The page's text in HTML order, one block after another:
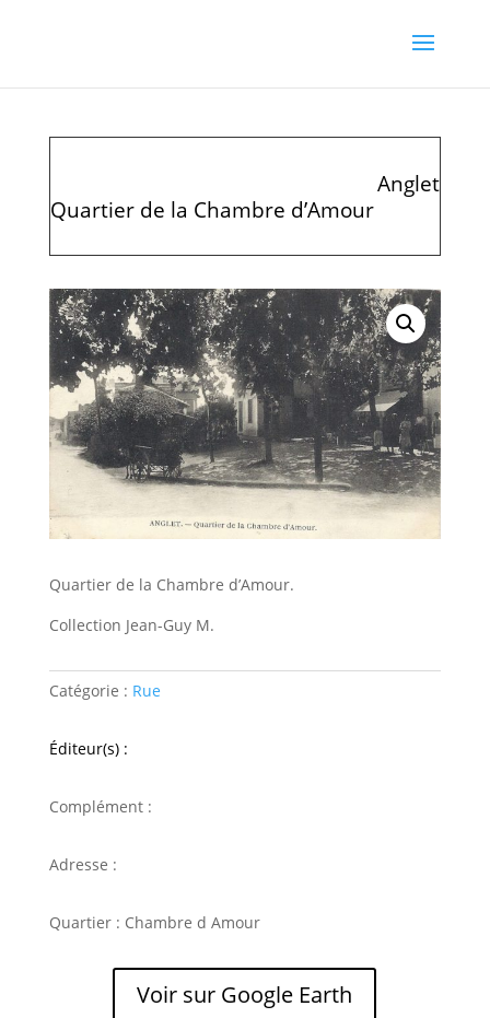
Anglet
Quartier de la Chambre d’Amour
Quartier de la Chambre d’Amour.
Collection Jean-Guy M.
Catégorie : Rue
Éditeur(s) :
Complément :
Adresse :
Quartier : Chambre d Amour
Voir sur Google Earth